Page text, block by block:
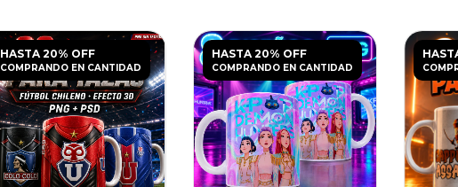
HASTA 20% OFF
COMPRANDO EN CANTIDAD
HASTA 20% OFF
COMPRANDO EN CANTIDAD